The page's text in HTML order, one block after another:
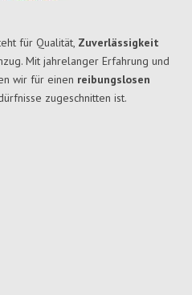
für Qualität, Zuverlässigkeit
Mit jahrelanger Erfahrung und
wir für einen reibungslosen
zugeschnitten ist.